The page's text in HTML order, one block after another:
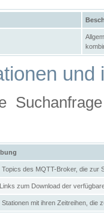
und
Topics des MQTT-Broker, die zur
Links zum Download der
Stationen mit ihren Zeitreihen, die